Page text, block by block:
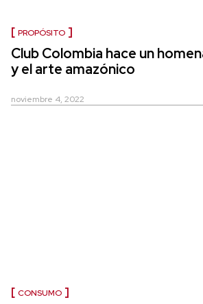
PROPÓSITO
Club Colombia hace un
y el arte amazónico
noviembre 4, 2022
CONSUMO